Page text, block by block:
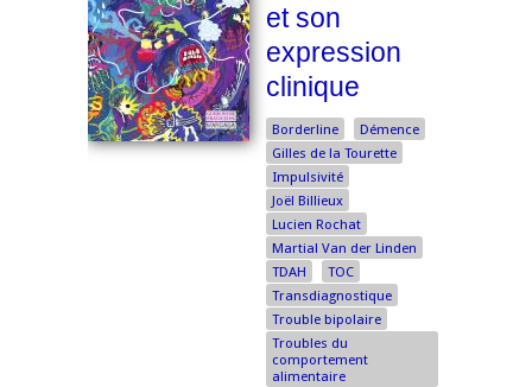
et son
expression
clinique
Borderline
Démence
Gilles de la Tourette
Impulsivité
Joël Billieux
Lucien Rochat
Martial Van der Linden
TDAH
TOC
Transdiagnostique
Trouble bipolaire
Troubles du
comportement
alimentaire